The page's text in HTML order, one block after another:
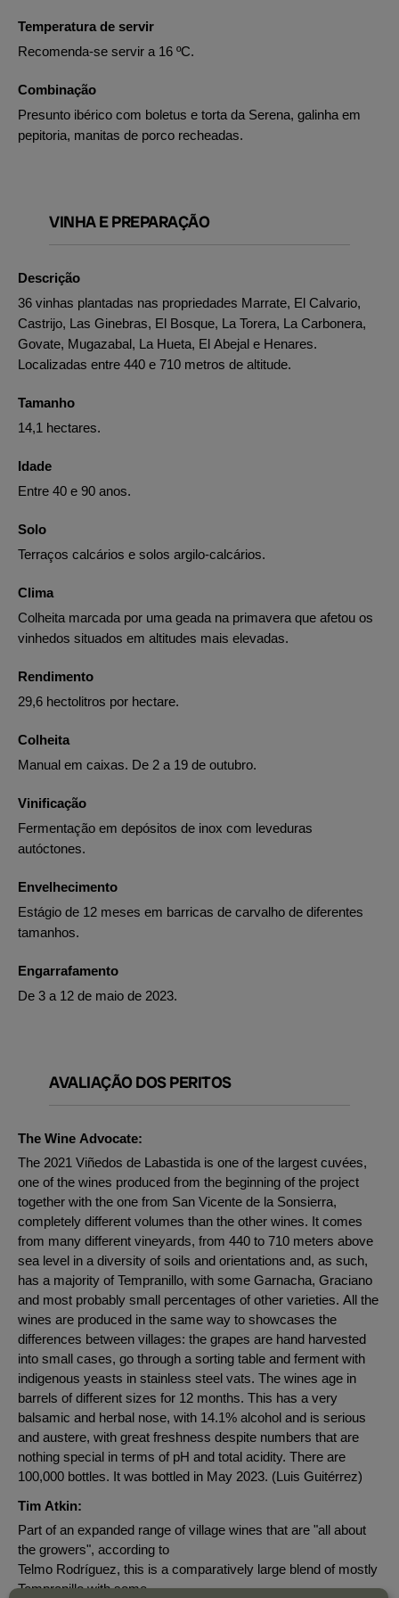
Temperatura de servir
Recomenda-se servir a 16 ºC.
Combinação
Presunto ibérico com boletus e torta da Serena, galinha em
pepitoria, manitas de porco recheadas.
VINHA E PREPARAÇÃO
Descrição
36 vinhas plantadas nas propriedades Marrate, El Calvario,
Castrijo, Las Ginebras, El Bosque, La Torera, La Carbonera,
Govate, Mugazabal, La Hueta, El Abejal e Henares.
Localizadas entre 440 e 710 metros de altitude.
Tamanho
14,1 hectares.
Idade
Entre 40 e 90 anos.
Solo
Terraços calcários e solos argilo-calcários.
Clima
Colheita marcada por uma geada na primavera que afetou os
vinhedos situados em altitudes mais elevadas.
Rendimento
29,6 hectolitros por hectare.
Colheita
Manual em caixas. De 2 a 19 de outubro.
Vinificação
Fermentação em depósitos de inox com leveduras
autóctones.
Envelhecimento
Estágio de 12 meses em barricas de carvalho de diferentes
tamanhos.
Engarrafamento
De 3 a 12 de maio de 2023.
AVALIAÇÃO DOS PERITOS
The Wine Advocate:
The 2021 Viñedos de Labastida is one of the largest cuvées,
one of the wines produced from the beginning of the project
together with the one from San Vicente de la Sonsierra,
completely different volumes than the other wines. It comes
from many different vineyards, from 440 to 710 meters above
sea level in a diversity of soils and orientations and, as such,
has a majority of Tempranillo, with some Garnacha, Graciano
and most probably small percentages of other varieties. All the
wines are produced in the same way to showcases the
differences between villages: the grapes are hand harvested
into small cases, go through a sorting table and ferment with
indigenous yeasts in stainless steel vats. The wines age in
barrels of different sizes for 12 months. This has a very
balsamic and herbal nose, with 14.1% alcohol and is serious
and austere, with great freshness despite numbers that are
nothing special in terms of pH and total acidity. There are
100,000 bottles. It was bottled in May 2023. (Luis Guitérrez)
Tim Atkin:
Part of an expanded range of village wines that are "all about
the growers", according to
Telmo Rodríguez, this is a comparatively large blend of mostly
Tempranillo with some